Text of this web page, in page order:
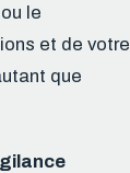
le
et de votre
que